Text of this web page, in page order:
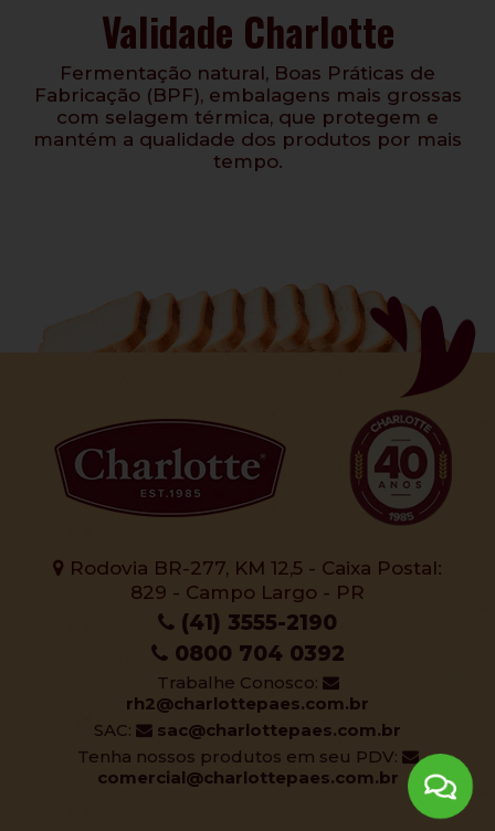
Validade Charlotte
Fermentação natural, Boas Práticas de
Fabricação (BPF), embalagens mais grossas
com selagem térmica, que protegem e
mantém a qualidade dos produtos por mais
tempo.
Rodovia BR-277, KM 12,5 - Caixa Postal:
829 - Campo Largo - PR
(41) 3555-2190
0800 704 0392
Trabalhe Conosco:
rh2@charlottepaes.com.br
SAC:
sac@charlottepaes.com.br
Tenha nossos produtos em seu PDV:
comercial@charlottepaes.com.br